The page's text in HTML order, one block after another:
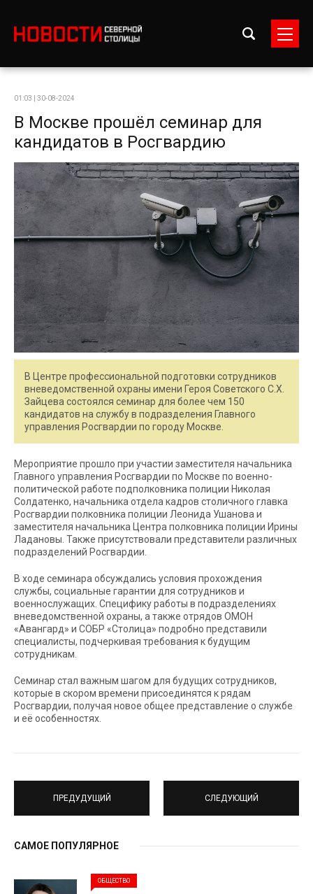
01:03 | 30-08-2024
В Москве прошёл семинар для
кандидатов в Росгвардию
В Центре профессиональной подготовки сотрудников
вневедомственной охраны имени Героя Советского С.Х.
Зайцева состоялся семинар для более чем 150
кандидатов на службу в подразделения Главного
управления Росгвардии по городу Москве.
Мероприятие прошло при участии заместителя начальника
Главного управления Росгвардии по Москве по военно-
политической работе подполковника полиции Николая
Солдатенко, начальника отдела кадров столичного главка
Росгвардии полковника полиции Леонида Ушанова и
заместителя начальника Центра полковника полиции Ирины
Ладановы. Также присутствовали представители различных
подразделений Росгвардии.
В ходе семинара обсуждались условия прохождения
службы, социальные гарантии для сотрудников и
военнослужащих. Специфику работы в подразделениях
вневедомственной охраны, а также отрядов ОМОН
«Авангард» и СОБР «Столица» подробно представили
специалисты, подчеркивая требования к будущим
сотрудникам.
Семинар стал важным шагом для будущих сотрудников,
которые в скором времени присоединятся к рядам
Росгвардии, получая новое общее представление о службе
и её особенностях.
ПРЕДУДУЩИЙ СЛЕДУЮЩИЙ
САМОЕ ПОПУЛЯРНОЕ
ОБЩЕСТВО